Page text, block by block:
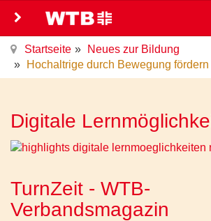
Startseite
Neues zur Bildung
Hochaltrige durch Bewegung fördern
Digitale
TurnZeit - WTB-
Verbandsmagazin